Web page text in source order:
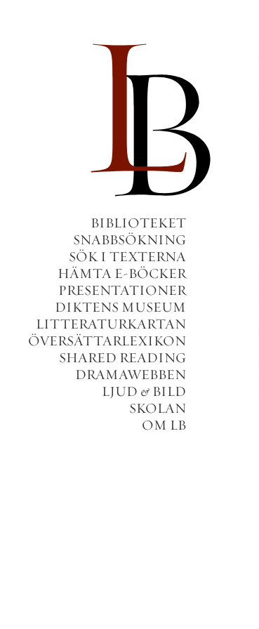
BIBLIOTEKET
SNABBSÖKNING
SÖK I TEXTERNA
HÄMTA E-BÖCKER
PRESENTATIONER
DIKTENS MUSEUM
LITTERATURKARTAN
ÖVERSÄTTARLEXIKON
SHARED READING
DRAMAWEBBEN
LJUD & BILD
SKOLAN
OM LB